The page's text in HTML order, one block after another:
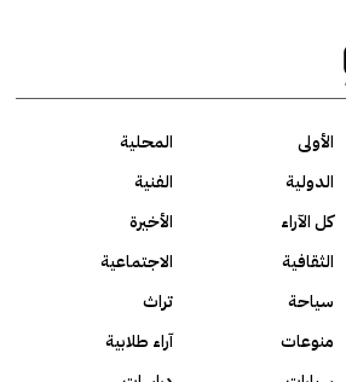
الأولى
المحلية
الدولية
الفنية
كل الآراء
الأخيرة
الثقافية
الاجتماعية
سياحة
تراث
منوعات
آراء طلابية